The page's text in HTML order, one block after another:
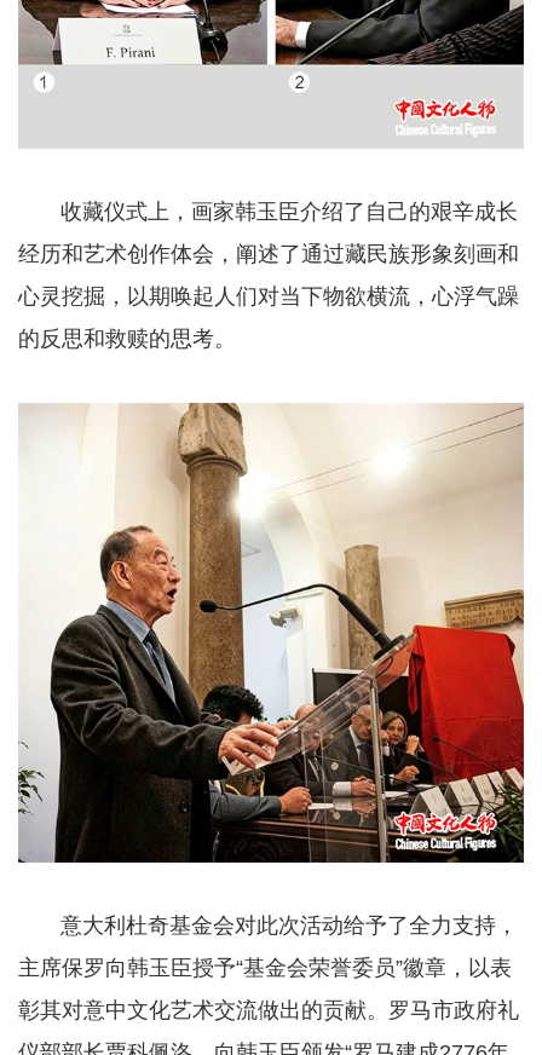
收藏仪式上，画家韩玉臣介绍了自己的艰辛成长
经历和艺术创作体会，阐述了通过藏民族形象刻画和
心灵挖掘，以期唤起人们对当下物欲横流，心浮气躁
的反思和救赎的思考。
意大利杜奇基金会对此次活动给予了全力支持，
主席保罗向韩玉臣授予“基金会荣誉委员”徽章，以表
彰其对意中文化艺术交流做出的贡献。罗马市政府礼